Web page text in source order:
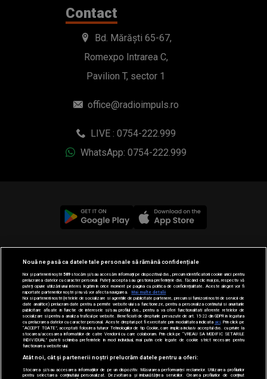
Contact
Bd. Mărăști 65-67,
Romexpo Intrarea C,
Pavilion T, sector 1
office@radioimpuls.ro
LIVE : 0754-222.999
WhatsApp: 0754-222.999
© 2019-2026 DOGAN MEDIA INTERNATIONAL SA, Toate
drepturile rezervate.
Nouă ne pasă ca datele tale personale să rămână confidențiale
Noi și partenerii noștri589stocăm și/sau accesăm informații pe dispozitivul dvs., precum identificatorii cookie unici pentru
prelucrarea datelor cu caracter personal. Puteți accepta sau gestiona preferințele dvs. făcând clic mai jos, respectiv vă
puteți opune utilizării unui interes legitim în orice moment pe pagina cu politica de confidențialitate. Aceste alegeri vor fi
raportate partenerilor noștri și nu vă vor afecta navigarea.
Mai multe detalii
Noi si partenerii nostri (retelele de socializare si agentiile de publicitate partenere, precum si furnizorii nostri de servicii de
date analitice) prelucram date pentru a permite website-ului sa functioneze, pentru a personaliza continutul si anunturile
publicitare afisate in functie de interesele si/sau profilul dvs., pentru a va oferi functionalitati aferente retelelor de
socializare si pentru a analiza traficul pe website. Beneficiati de drepturile prevazute de art. 15-22 din GDPR in legatura
cu prelucrarea datelor cu caracter personal. Aceste drepturi pot fi exercitate prin modalitatea indicataaici . Prin click pe
“ACCEPT TOATE”, acceptati folosirea tuturor Tehnologiilor de tip Cookie, care implica inclusiv acceptul dvs. cu privire la
stocarea/accesarea informatiilor de catre Vendor-ii cu care colaboram. Prin click pe “VREAU SA MODIFIC SETARILE
INDIVIDUAL” puteti schimba preferintele in mod individual, mai putin cele legate de cookie strict necesare pentru
functionarea website-ului.
Atât noi, cât și partenerii noștri prelucrăm datele pentru a oferi:
Stocarea și/sau accesarea informațiilor de pe un dispozitiv. Măsurarea performanței reclamelor. Utilizarea profilurilor
pentru selectarea conținutului personalizat. Dezvoltarea și îmbunătățirea serviciilor. Crearea profilurilor de conținut